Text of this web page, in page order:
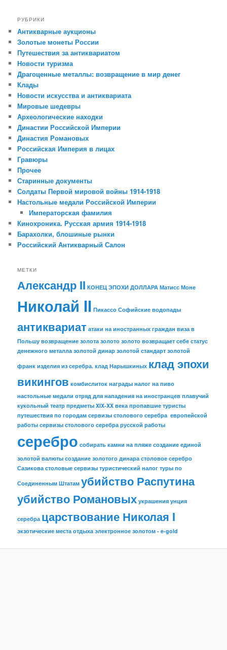
РУБРИКИ
Антикварные аукционы
Золотые монеты России
Путешествия за антиквариатом
Новости туризма
Драгоценные металлы: возвращение в мир денег
Клады
Новости искусства и антиквариата
Мировые шедевры
Археологические находки
Династии Российской Империи
Династия Романовых
Российская Империя в лицах
Гравюры
Прочее
Старинные документы
Солдаты Первой мировой войны 1914-1918
Настольные медали Российской Империи
Императорская фамилия
Кинохроника. Русская армия 1914-1918
Барахолки, блошиные рынки
Российский Антикварный Салон
МЕТКИ
Александр II КОНЕЦ ЭПОХИ ДОЛЛАРА Матисс Моне
Николай II Пикассо Софийские водопады
антиквариат атаки на иностранных граждан виза в
Польшу возвращение золота золото золото возвращает себе статус
денежного металла золотой динар золотой стандарт золотой
франк изделия из серебра. клад Нарышкиных клад эпохи
викингов комбислиток награды налог на пиво
настольные медали отряд для нападения на иностранцев плавучий
кукольный театр предметы XIX-XX века пропавшие туристы
путешествия по городам сервизы столового серебра европейской
работы сервизы столового серебра русской работы
серебро собирать камни на пляже создание единой
золотой валюты создание золотого динара столовое серебро
Сазикова столовые сервизы туристический налог туры по
Соединенным Штатам убийство Распутина
убийство Романовых украшения унция
серебра царствование Николая I
экзотические места отдыха электронное золотом - e-gold